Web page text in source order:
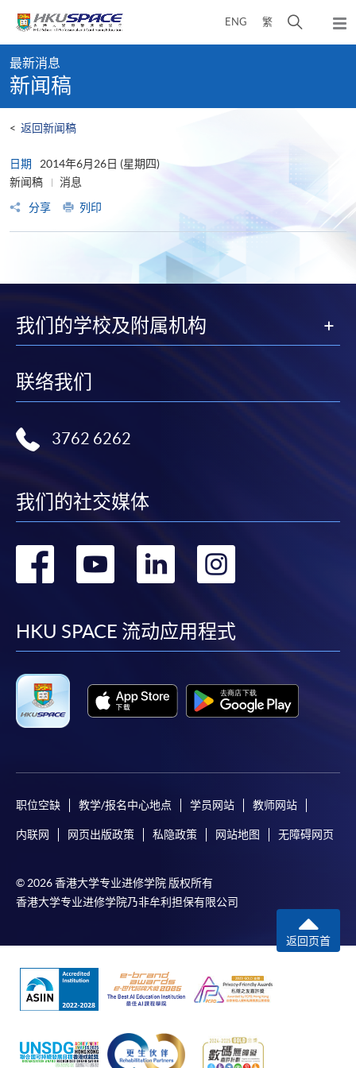
content
ENG 繁
开
弹
出
content
start
最新消息
新闻稿
< 返回新闻稿
日期
2014年6月26日 (星期四)
新闻稿
消息
分享
列印
我们的学校及附属机构
联络我们
3762 6262
我们的社交媒体
转
facebook
转
youtube
转
linkedin
转
HKU SPACE 流动应用程式
职位空缺 教学/报名中心地点 学员网站 教师网站
内联网 网页出版政策 私隐政策 网站地图 无障碍网页
© 2026 香港大学专业进修学院 版权所有
香港大学专业进修学院乃非牟利担保有限公司
返回页首